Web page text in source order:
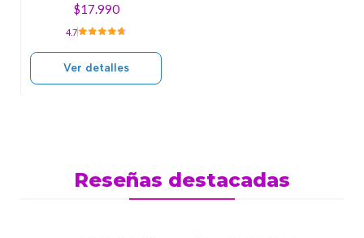
$17.990
4.7
Ver detalles
Reseñas destacadas